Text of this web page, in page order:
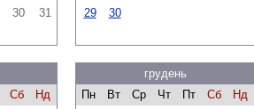
30 31
29
30
Сб
Нд
грудень
Пн
Вт Ср Чт Пт Сб
Нд